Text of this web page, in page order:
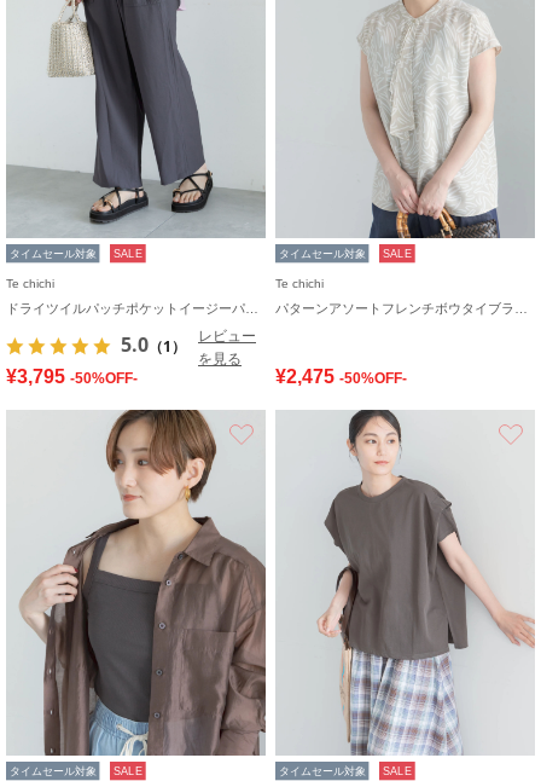
タイムセール対象 SALE
Te chichi
5.0 （1）
レビュー
を見る
¥3,795 -50%OFF-
タイムセール対象 SALE
Te chichi
¥2,475 -50%OFF-
タイムセール対象 SALE タイムセール対象 SALE